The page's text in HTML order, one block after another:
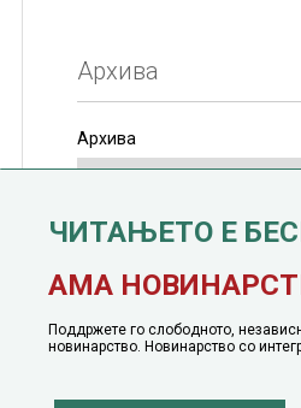
Архива
Архива
јануари, 1991 година
ЧИТАЊЕТО Е
АМА
Поддржете го слободното,
новинарство. Новинарство со